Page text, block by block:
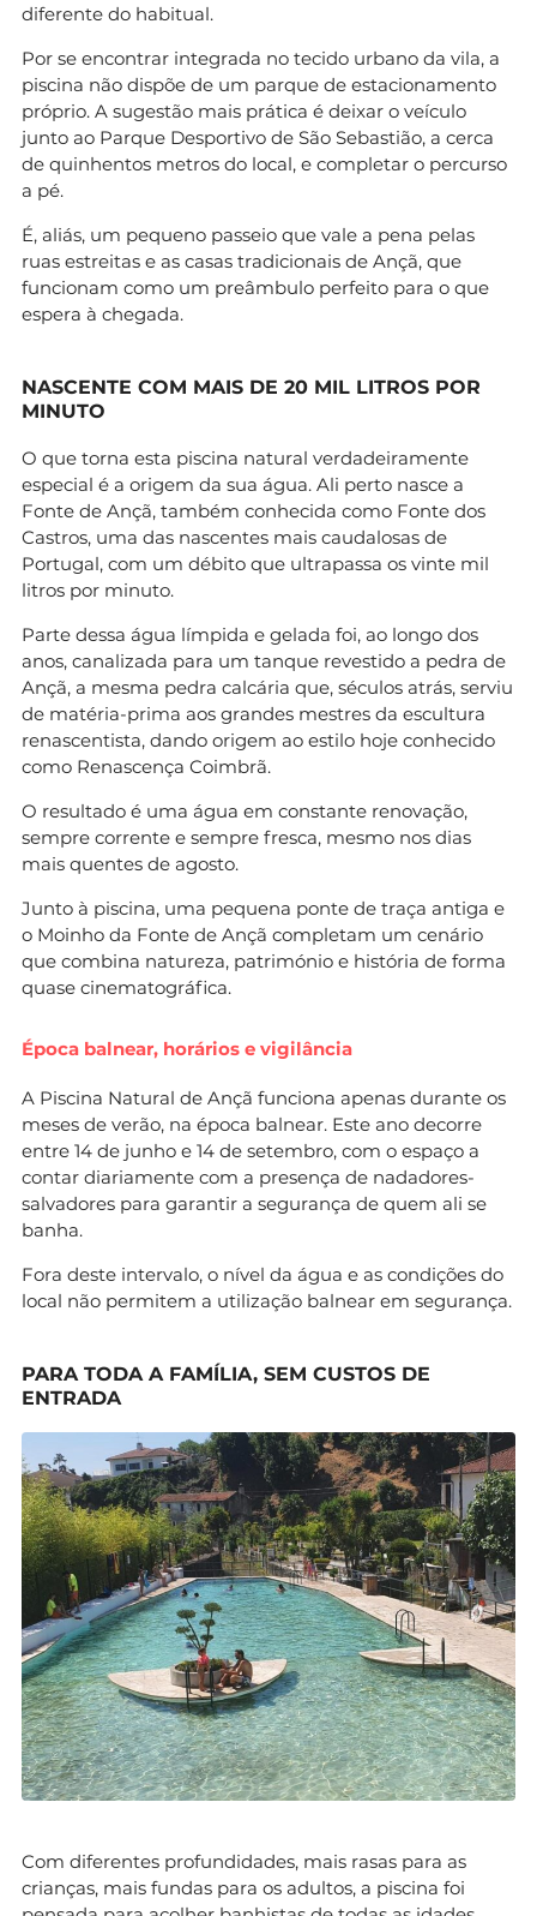
diferente do habitual.
Por se encontrar integrada no tecido urbano da vila, a
piscina não dispõe de um parque de estacionamento
próprio. A sugestão mais prática é deixar o veículo
junto ao Parque Desportivo de São Sebastião, a cerca
de quinhentos metros do local, e completar o percurso
a pé.
É, aliás, um pequeno passeio que vale a pena pelas
ruas estreitas e as casas tradicionais de Ançã, que
funcionam como um preâmbulo perfeito para o que
espera à chegada.
NASCENTE COM MAIS DE 20 MIL LITROS POR
MINUTO
O que torna esta piscina natural verdadeiramente
especial é a origem da sua água. Ali perto nasce a
Fonte de Ançã, também conhecida como Fonte dos
Castros, uma das nascentes mais caudalosas de
Portugal, com um débito que ultrapassa os vinte mil
litros por minuto.
Parte dessa água límpida e gelada foi, ao longo dos
anos, canalizada para um tanque revestido a pedra de
Ançã, a mesma pedra calcária que, séculos atrás, serviu
de matéria-prima aos grandes mestres da escultura
renascentista, dando origem ao estilo hoje conhecido
como Renascença Coimbrã.
O resultado é uma água em constante renovação,
sempre corrente e sempre fresca, mesmo nos dias
mais quentes de agosto.
Junto à piscina, uma pequena ponte de traça antiga e
o Moinho da Fonte de Ançã completam um cenário
que combina natureza, património e história de forma
quase cinematográfica.
Época balnear, horários e vigilância
A Piscina Natural de Ançã funciona apenas durante os
meses de verão, na época balnear. Este ano decorre
entre 14 de junho e 14 de setembro, com o espaço a
contar diariamente com a presença de nadadores-
salvadores para garantir a segurança de quem ali se
banha.
Fora deste intervalo, o nível da água e as condições do
local não permitem a utilização balnear em segurança.
PARA TODA A FAMÍLIA, SEM CUSTOS DE
ENTRADA
Com diferentes profundidades, mais rasas para as
crianças, mais fundas para os adultos, a piscina foi